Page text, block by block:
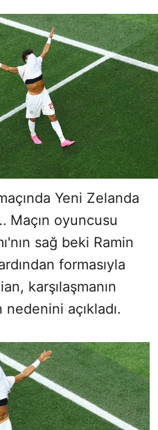
Yeni Zelanda
Maçın oyuncusu
sağ beki Ramin
formasıyla
karşılaşmanın
açıkladı.